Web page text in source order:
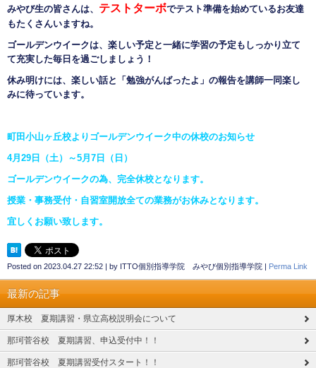
みやび生の皆さんは、 テストターボでテスト準備を始めているお友達
もたくさんいますね。
ゴールデンウイークは、楽しい予定と一緒に学習の予定もしっかり立て
て充実した毎日を過ごしましょう！
休み明けには、楽しい話と 「勉強がんばったよ」の報告を講師一同楽し
みに待っています。
町田小山ヶ丘校よりゴールデンウイーク中の休校のお知らせ
4月 29 日（土）～5月 7 日（日）
ゴールデンウイークの為、完全休校となります。
授業・事務受付・自習室開放全ての業務がお休みとなります。
宜しくお願い致します。
Posted on 2023.04.27 22:52 | by ITTO個別指導学院 みやび個別指導学院 | Perma Link
最新の記事
厚木校 夏期講習・県立高校説明会について
那珂菅谷校 夏期講習、申込受付中！！
那珂菅谷校 夏期講習受付スタート！！